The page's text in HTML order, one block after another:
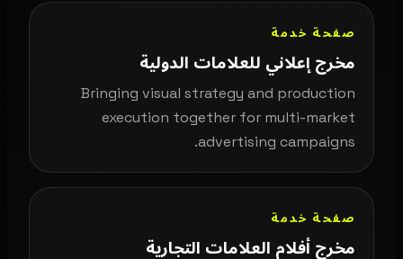
صفحة خدمة
مخرج إعلاني للعلامات الدولية
Bringing visual strategy and production
execution together for multi-market
advertising campaigns.
صفحة خدمة
مخرج أفلام العلامات التجارية